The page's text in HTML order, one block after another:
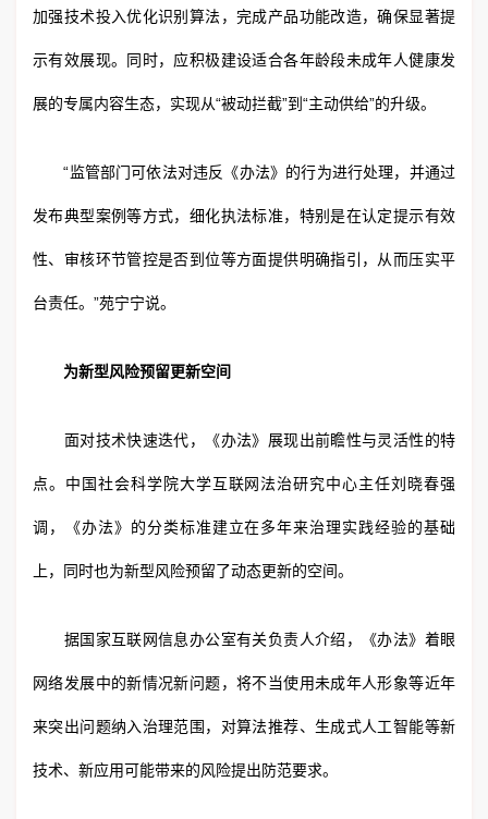
加强技术投入优化识别算法，完成产品功能改造，确保显著提
示有效展现。同时，应积极建设适合各年龄段未成年人健康发
展的专属内容生态，实现从“被动拦截”到“主动供给”的升级。
“监管部门可依法对违反《办法》的行为进行处理，并通过
发布典型案例等方式，细化执法标准，特别是在认定提示有效
性、审核环节管控是否到位等方面提供明确指引，从而压实平
台责任。”苑宁宁说。
为新型风险预留更新空间
面对技术快速迭代，《办法》展现出前瞻性与灵活性的特
点。中国社会科学院大学互联网法治研究中心主任刘晓春强
调，《办法》的分类标准建立在多年来治理实践经验的基础
上，同时也为新型风险预留了动态更新的空间。
据国家互联网信息办公室有关负责人介绍，《办法》着眼
网络发展中的新情况新问题，将不当使用未成年人形象等近年
来突出问题纳入治理范围，对算法推荐、生成式人工智能等新
技术、新应用可能带来的风险提出防范要求。